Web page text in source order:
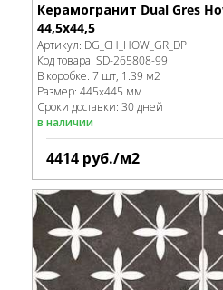
Керамогранит Dual Gres
44,5x44,5
Артикул: DG_CH_HOW_GR_DP
Код товара: SD-265808-99
В коробке: 7 шт, 1.39 м2
Размер: 445x445 мм
Сроки доставки: 30 дней
в наличии
4414 руб./м2